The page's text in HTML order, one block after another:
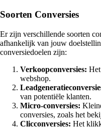
Soorten Conversies
Er zijn verschillende soorten
afhankelijk van jouw
conversiedoelen zijn:
Verkoopconversies:
webshop.
van potentiële klanten.
Micro-conversies:
conversies, zoals het
Clicconversies: Het